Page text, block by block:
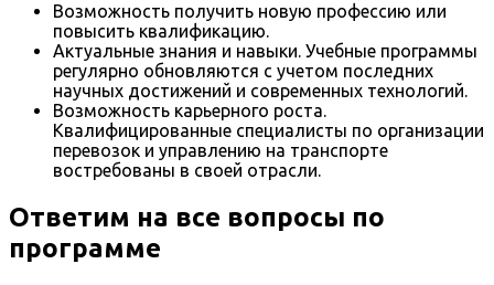
Возможность получить новую профессию или
повысить квалификацию.
Актуальные знания и навыки. Учебные программы
регулярно обновляются с учетом последних
научных достижений и современных технологий.
Возможность карьерного роста.
Квалифицированные специалисты по организации
перевозок и управлению на транспорте
востребованы в своей отрасли.
Ответим на все вопросы по
программе